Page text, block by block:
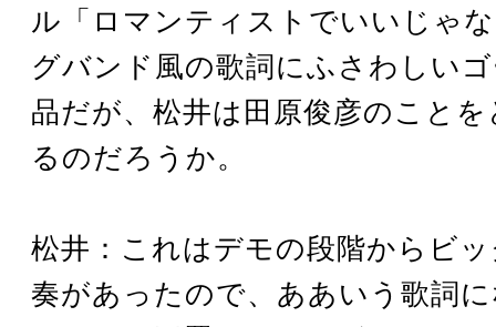
ル「ロマンティストでいいじゃ
グバンド風の歌詞にふさわしい
品だが、松井は田原俊彦のこと
るのだろうか。
松井：これはデモの段階からビ
奏があったので、ああいう歌詞